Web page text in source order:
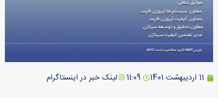
11 اردیبهشت 1401 11:09 لینک خبر در اینستاگرام